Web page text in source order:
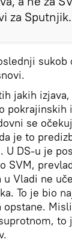
za Sputnjik.
jakih
pokrajinskih
se
je to
U DS-u je
SVM,
u Vladi ne
To je bio
to